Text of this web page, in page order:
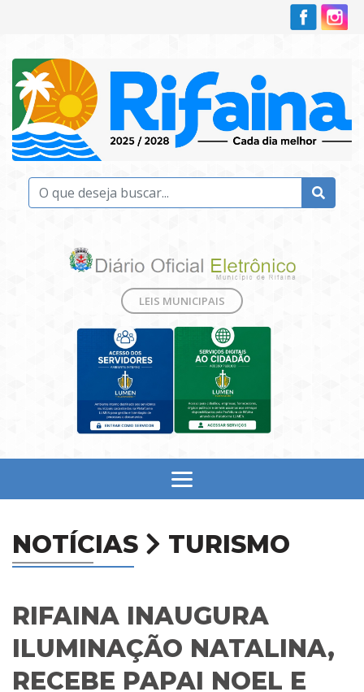
LEIS MUNICIPAIS
NOTÍCIAS TURISMO
RIFAINA INAUGURA
ILUMINAÇÃO NATALINA,
RECEBE PAPAI NOEL E